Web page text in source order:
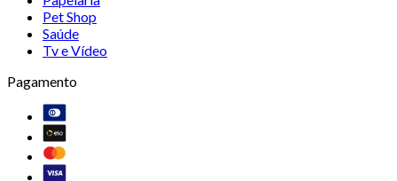
Pet Shop
Saúde
Tv e Vídeo
Pagamento